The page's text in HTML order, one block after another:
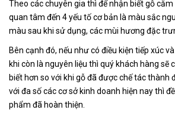
Theo các chuyên gia thì để nhận biết gỗ
quan tâm đến 4 yếu tố cơ bản là màu sắc
màu sau khi sử dụng, các mùi hương đặc
Bên cạnh đó, nếu như có điều kiện tiếp xúc
khi còn là nguyên liệu thì quý khách hàng sẽ
biết hơn so với khi gỗ đã được chế tác thành
với đa số các cơ sở kinh doanh hiện nay thì
phẩm đã hoàn thiện.